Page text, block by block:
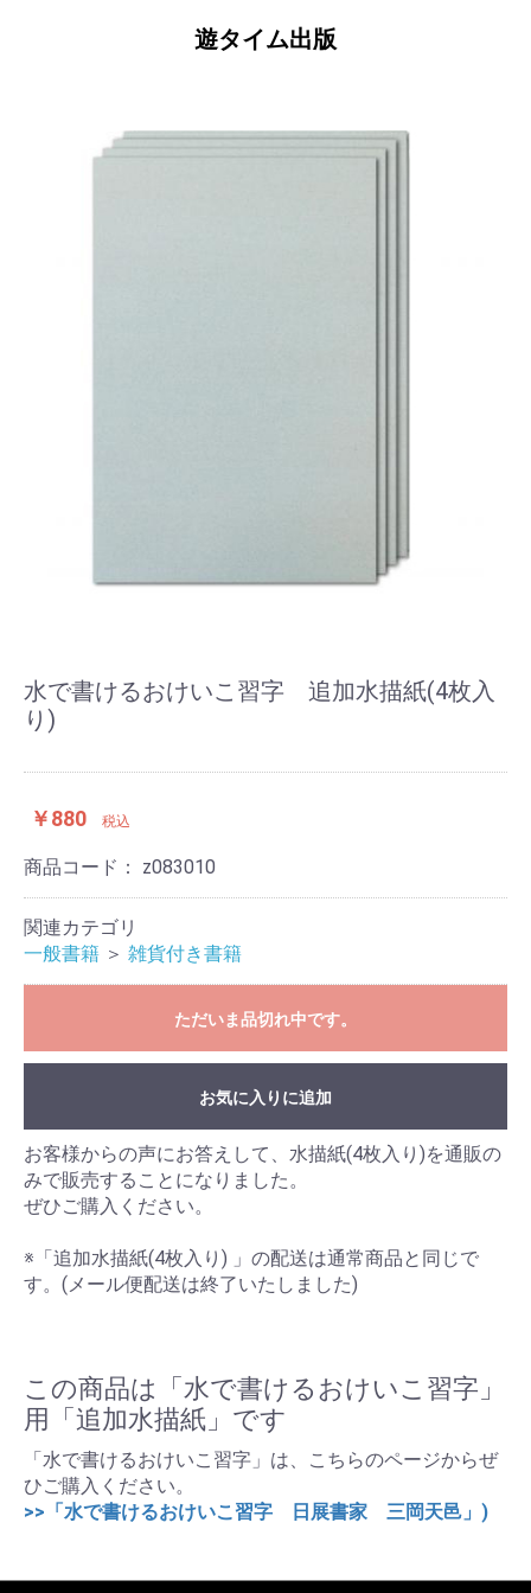
遊タイム出版
水で書けるおけいこ習字 追加水描紙(4枚入
り)
￥880 税込
商品コード： z083010
関連カテゴリ
一般書籍 ＞ 雑貨付き書籍
ただいま品切れ中です。
お気に入りに追加
お客様からの声にお答えして、水描紙(4枚入り)を通販の
みで販売することになりました。
ぜひご購入ください。
※「追加水描紙(4枚入り) 」の配送は通常商品と同じで
す。(メール便配送は終了いたしました)
この商品は「水で書けるおけいこ習字」
用「追加水描紙」です
「水で書けるおけいこ習字」は、こちらのページからぜ
ひご購入ください。
>>「水で書けるおけいこ習字 日展書家 三岡天邑」)